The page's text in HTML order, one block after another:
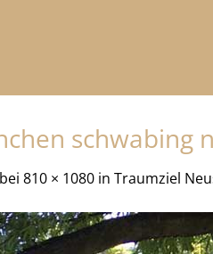
schwabing
bei 810 × 1080 in Traumziel